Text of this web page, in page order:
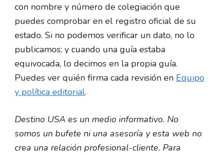
con nombre y número de colegiación que
puedes comprobar en el registro oficial de su
estado. Si no podemos verificar un dato, no lo
publicamos; y cuando una guía estaba
equivocada, lo decimos en la propia guía.
Puedes ver quién firma cada revisión en Equipo
y política editorial.
Destino USA es un medio informativo. No
somos un bufete ni una asesoría y esta web no
crea una relación profesional-cliente. Para